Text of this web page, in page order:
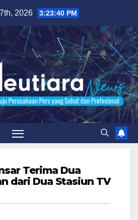
2026 3:23:41 PM
Terima Dua
dari Dua Stasiun TV